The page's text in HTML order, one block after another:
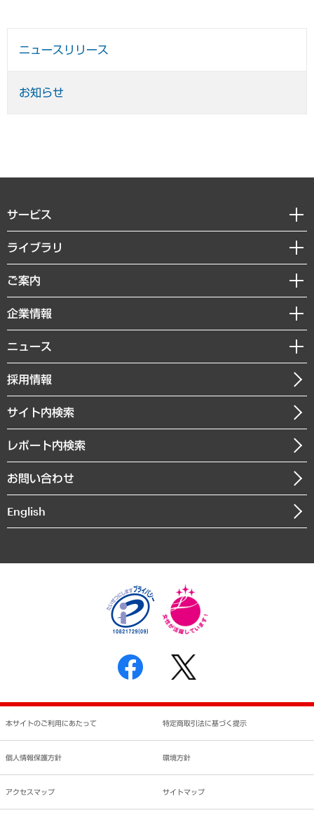
ニュースリリース
お知らせ
サービス
経営戦略
組織・人事戦略
デジタルイノベーション
共生・ダイバーシティ
GRC（ガバナンス・リスク・コンプライアンス）・防災（政策）
経済・産業・雇用・労働
まちづくり・観光・交通・スポーツ・スマートシティ
自然資源・農林水産業・食料システム
ライブラリ
経済調査
レポート
コラム
経営用語集
受託・受注実績（官公庁関連）
メディア掲載・出演
ご案内
セミナー・イベント情報
MUFGビジネスセミナー
受託案件情報
企業情報
私たちの想い
社長メッセージ
会社概要
沿革
組織図・本部部室紹介
インドネシア現地法人
個人情報保護方針
反社会的勢力に対する基本方針
書面による個人情報の開示等の請求の手続きについて
ニュース
ニュースリリース
お知らせ
採用情報
サイト内検索
レポート内検索
お問い合わせ
English
本サイトのご利用にあたって 特定商取引法に基づく提示
個人情報保護方針 環境方針
アクセスマップ サイトマップ